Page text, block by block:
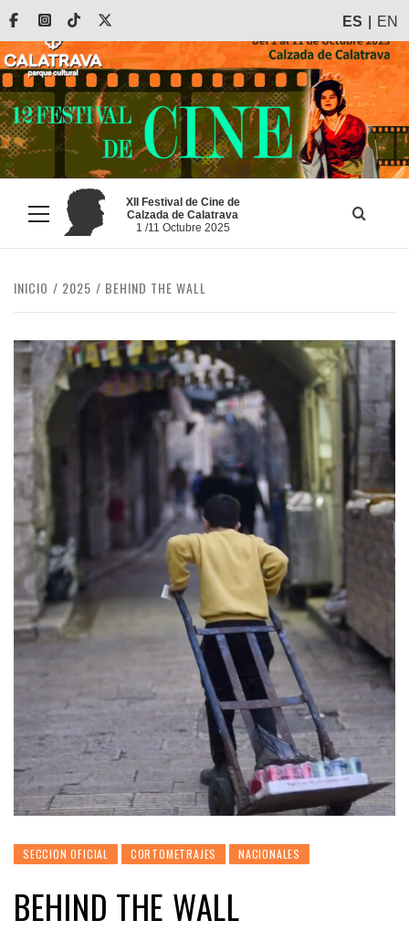
Saltar
contenido
FacebookInstagram
Tiktok ES EN
Menú
principal
XII Festival de Cine de
Calzada de Calatrava
1 /11 Octubre 2025
INICIO 2025 BEHIND THE WALL
SECCION OFICIAL CORTOMETRAJES NACIONALES
BEHIND THE WALL